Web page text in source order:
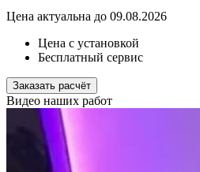
Цена актуальна до 09.08.2026
Цена с установкой
Бесплатный сервис
Заказать расчёт
Видео наших работ